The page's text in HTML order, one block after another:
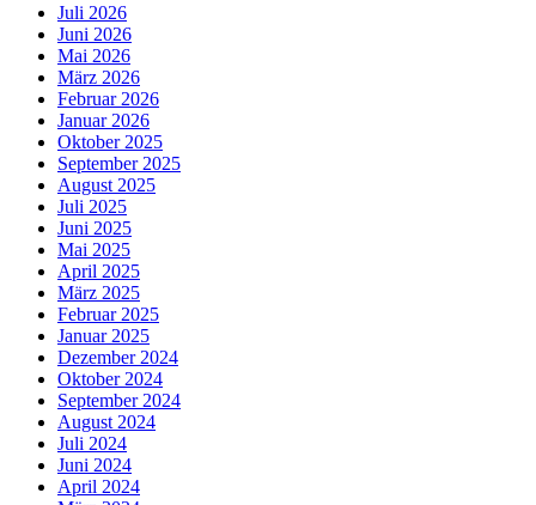
Juli 2026
Juni 2026
Mai 2026
März 2026
Februar 2026
Januar 2026
Oktober 2025
September 2025
August 2025
Juli 2025
Juni 2025
Mai 2025
April 2025
März 2025
Februar 2025
Januar 2025
Dezember 2024
Oktober 2024
September 2024
August 2024
Juli 2024
Juni 2024
April 2024